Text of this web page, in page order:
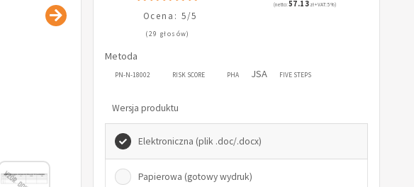
Ocena: 5/5
(29 głosów)
(netto:57.13 zł + VAT: 5%)
Metoda
PN-N-18002 RISK SCORE PHA JSA FIVE STEPS
Wersja produktu
Elektroniczna (plik .doc/.docx)
Papierowa (gotowy wydruk)